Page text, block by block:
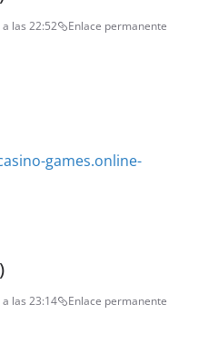
las 22:52 Enlace permanente
games.online-
las 23:14 Enlace permanente